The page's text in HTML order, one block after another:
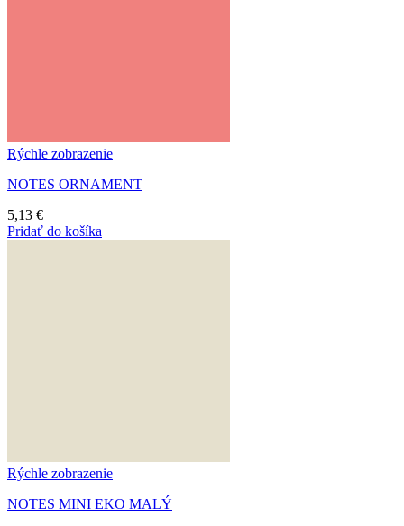
Rýchle zobrazenie
NOTES ORNAMENT
5,13 €
Pridať do košíka
Rýchle zobrazenie
NOTES MINI EKO MALÝ